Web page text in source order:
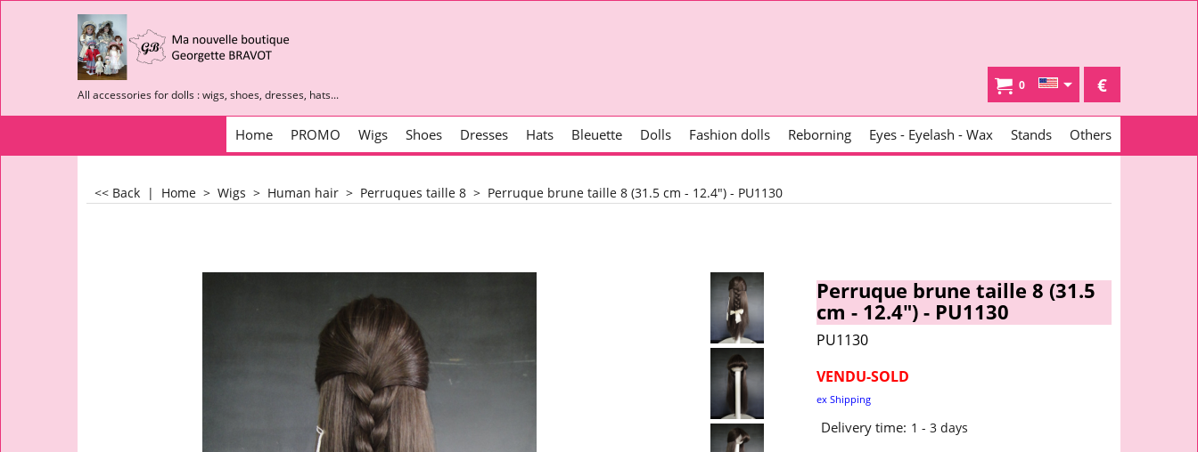
All accessories for dolls : wigs, shoes, dresses, hats...
0 €
Home PROMO Wigs Shoes Dresses Hats Bleuette Dolls Fashion dolls Reborning Eyes - Eyelash - Wax Stands Others
<< Back | Home > Wigs > Human hair > Perruques taille 8 > Perruque brune taille 8 (31.5 cm - 12.4") - PU1130
Perruque brune taille 8 (31.5
cm - 12.4") - PU1130
PU1130
VENDU-SOLD
ex Shipping
Delivery time: 1 - 3 days